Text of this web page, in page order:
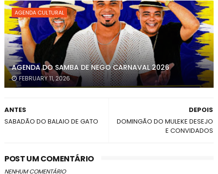
AGENDA CULTURAL
AGENDA DO SAMBA DE NEGO CARNAVAL 2026
FEBRUARY 11, 2026
DEPOIS
DOMINGÃO DO MULEKE DESEJO
E CONVIDADOS
ANTES
SABADÃO DO BALAIO DE GATO
POST UM COMENTÁRIO
NENHUM COMENTÁRIO